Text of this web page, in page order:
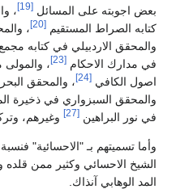
بعض اجوبته على المسائل [19]
،
كتابه الصراط المستقيم [20] ،
والمحقق الاردبيلي في كتابه مجمع
في مدارك الاحكام [23]
،
اصول الكافي [24] ، والمحقق
والمحقق السبزواري في ذخيرة
في نور البراهين [27] وغيرهم،
وأما تسميتهم بـ "الاحسائية"
الشيخ الاحسائي وكثير ممن
المد الوهابي آنذاك.